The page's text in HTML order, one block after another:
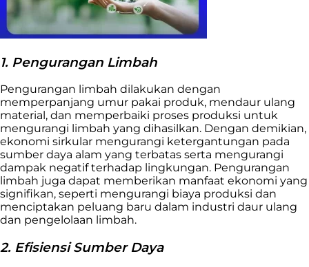
1. Pengurangan Limbah
Pengurangan limbah dilakukan dengan
memperpanjang umur pakai produk, mendaur ulang
material, dan memperbaiki proses produksi untuk
mengurangi limbah yang dihasilkan. Dengan demikian,
ekonomi sirkular mengurangi ketergantungan pada
sumber daya alam yang terbatas serta mengurangi
dampak negatif terhadap lingkungan. Pengurangan
limbah juga dapat memberikan manfaat ekonomi yang
signifikan, seperti mengurangi biaya produksi dan
menciptakan peluang baru dalam industri daur ulang
dan pengelolaan limbah.
2. Efisiensi Sumber Daya